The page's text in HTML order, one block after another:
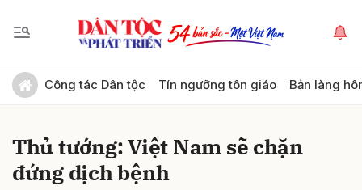
Công tác Dân tộc Tín ngưỡng tôn giáo Bản làng
Thủ tướng: Việt Nam sẽ chặn
đứng dịch bệnh
Gửi bình luận